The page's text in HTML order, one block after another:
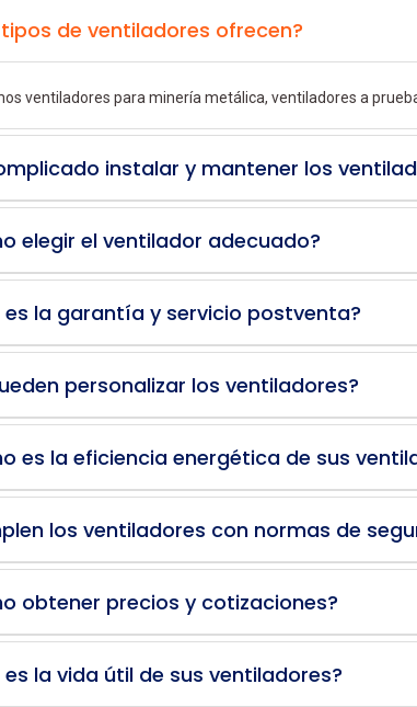
de ventiladores ofrecen?
ventiladores para minería metálica, ventiladores a
instalar y mantener los
elegir el ventilador adecuado?
es la garantía y servicio postventa?
personalizar los ventiladores?
es la eficiencia energética de sus
los ventiladores con normas de
obtener precios y cotizaciones?
es la vida útil de sus ventiladores?